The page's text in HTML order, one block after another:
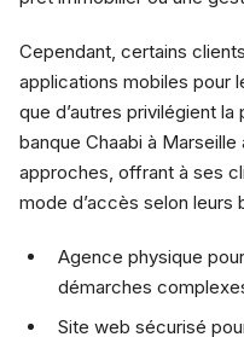
Cependant, certains
applications mobiles pour
que d’autres privilégient
banque Chaabi à
approches, offrant à ses
mode d’accès selon leurs
Agence physique
démarches
Site web sécurisé